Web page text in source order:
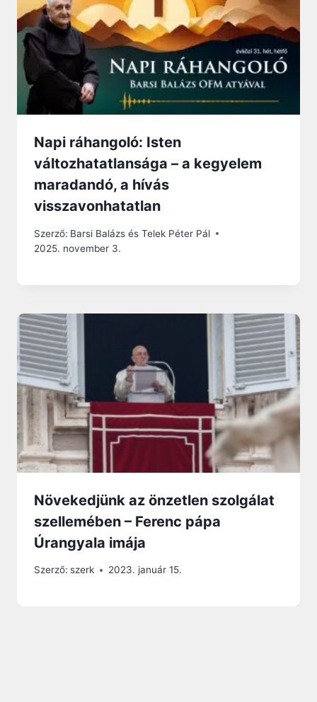
Napi ráhangoló: Isten
változhatatlansága – a kegyelem
maradandó, a hívás
visszavonhatatlan
Szerző: Barsi Balázs és Telek Péter Pál
2025. november 3.
Növekedjünk az önzetlen szolgálat
szellemében – Ferenc pápa
Úrangyala imája
Szerző: szerk 2023. január 15.